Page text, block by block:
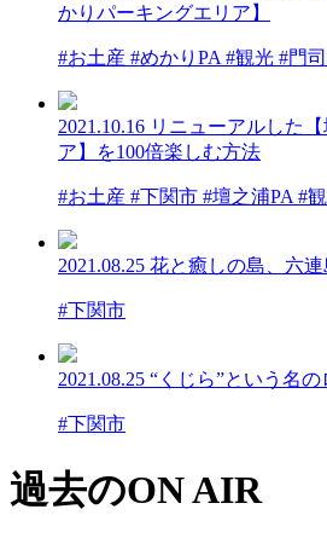
かりパーキングエリア】
#お土産 #めかりPA #観光 #門
2021.10.16 リニューアルした
ア】を100倍楽しむ方法
#お土産 #下関市 #壇之浦PA #
2021.08.25 花と癒しの島、六連
#下関市
2021.08.25 “くじら”という名の
#下関市
過去のON AIR